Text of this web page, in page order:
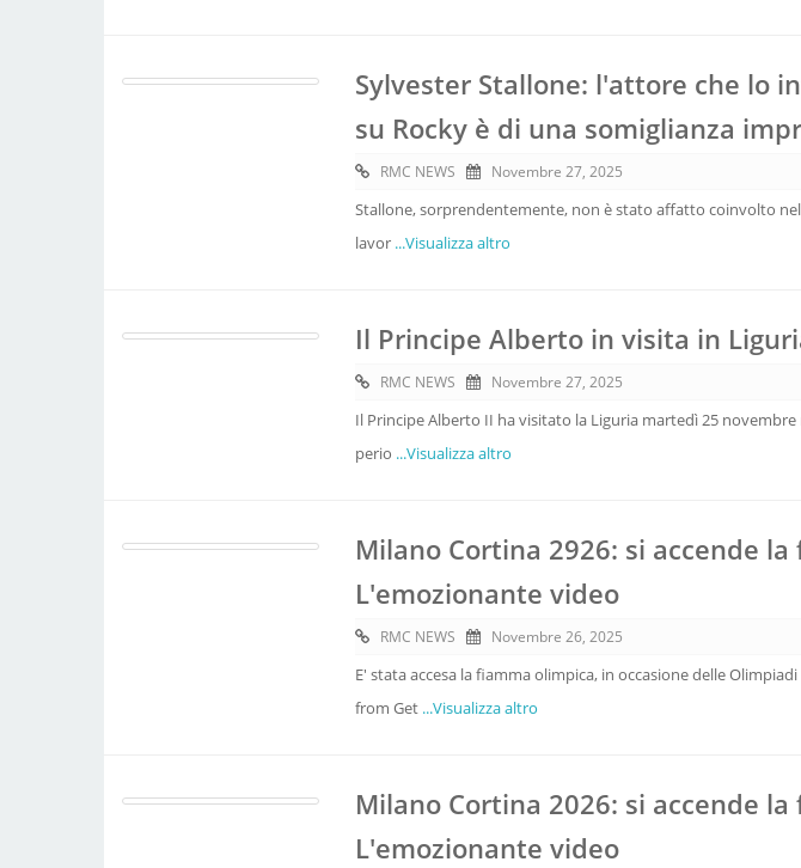
Sylvester Stallone: l'attore che lo
su Rocky è di una somiglianza
RMC NEWS Novembre 27, 2025
Stallone, sorprendentemente, non è stato affatto coinvolto
lavor ...Visualizza altro
Il Principe Alberto in visita in
RMC NEWS Novembre 27, 2025
Il Principe Alberto II ha visitato la Liguria martedì 25
perio ...Visualizza altro
Milano Cortina 2926: si accende
L'emozionante video
RMC NEWS Novembre 26, 2025
E' stata accesa la fiamma olimpica, in occasione delle
from Get ...Visualizza altro
Milano Cortina 2026: si accende
L'emozionante video